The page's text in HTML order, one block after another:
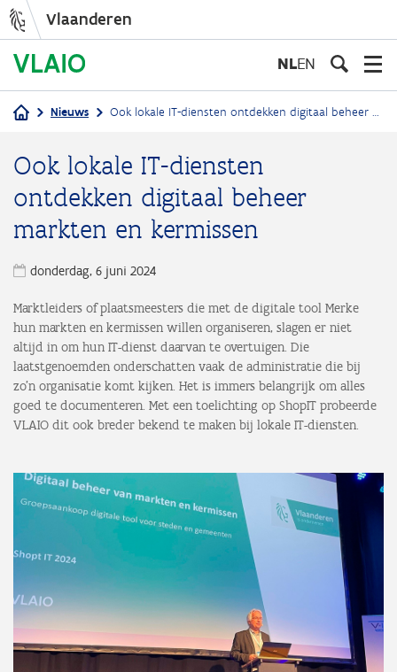
Vlaanderen
NLEN
Nieuws Ook lokale IT-diensten ontdekken digitaal beheer markten en kermissen
Ook lokale IT-diensten
ontdekken digitaal beheer
markten en kermissen
donderdag, 6 juni 2024
Marktleiders of plaatsmeesters die met de digitale tool Merke
hun markten en kermissen willen organiseren, slagen er niet
altijd in om hun IT-dienst daarvan te overtuigen. Die
laatstgenoemden onderschatten vaak de administratie die bij
zo’n organisatie komt kijken. Het is immers belangrijk om alles
goed te documenteren. Met een toelichting op ShopIT probeerde
VLAIO dit ook breder bekend te maken bij lokale IT-diensten.